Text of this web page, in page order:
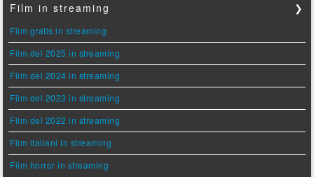
Film in streaming ❯
Film gratis in streaming
Film del 2025 in streaming
Film del 2024 in streaming
Film del 2023 in streaming
Film del 2022 in streaming
Film italiani in streaming
Film horror in streaming